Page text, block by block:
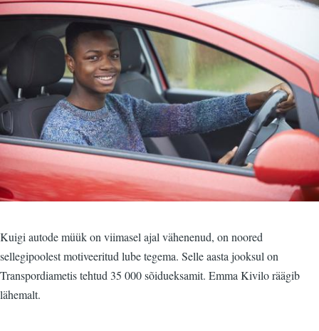
Kuigi autode müük on viimasel ajal vähenenud, on noored
sellegipoolest motiveeritud lube tegema. Selle aasta jooksul on
Transpordiametis tehtud 35 000 sõidueksamit. Emma Kivilo räägib
lähemalt.